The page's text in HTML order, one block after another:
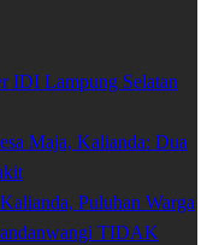
IDI Lampung Selatan
Maja, Kalianda: Dua
Puluhan Warga
TIDAK